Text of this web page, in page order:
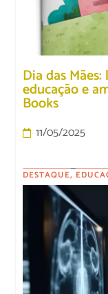
Dia das
educação e
Books
11/05/2025
DESTAQUE,